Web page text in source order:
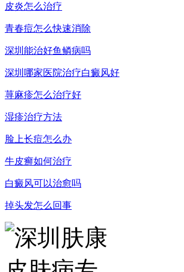
皮炎怎么治疗
青春痘怎么快速消除
深圳能治好鱼鳞病吗
深圳哪家医院治疗白癜风好
荨麻疹怎么治疗好
湿疹治疗方法
脸上长痘怎么办
牛皮癣如何治疗
白癜风可以治愈吗
掉头发怎么回事